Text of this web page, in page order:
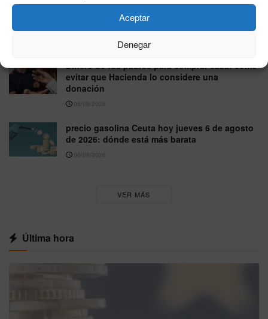
Aceptar
Denegar
IBEX 35, jueves 6 de agosto de 2026: cierra al
alza y roza los 20.279 puntos
Dinero de tus padres para comprar casa: cómo
evitar que Hacienda lo considere una
donación
06/08/2026
precio gasolina Ceuta hoy jueves 6 de agosto
de 2026: dónde está más barata
06/08/2026
VER MÁS
Última hora